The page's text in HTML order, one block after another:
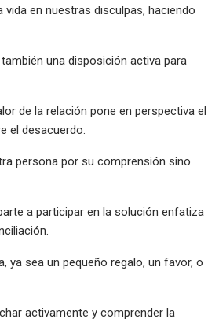
en nuestras disculpas, haciendo
una disposición activa para
de la relación pone en perspectiva el
el desacuerdo.
persona por su comprensión sino
a participar en la solución enfatiza
ya sea un pequeño regalo, un favor, o
activamente y comprender la